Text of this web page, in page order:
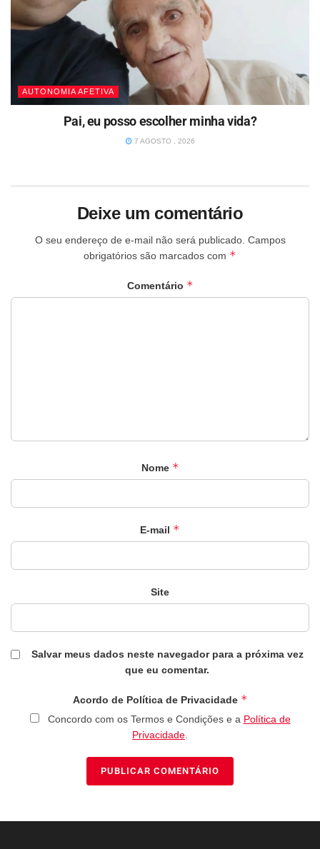
AUTONOMIA AFETIVA
Pai, eu posso escolher minha vida?
7 AGOSTO , 2026
Deixe um comentário
O seu endereço de e-mail não será publicado. Campos
obrigatórios são marcados com *
Comentário *
Nome *
E-mail *
Site
Salvar meus dados neste navegador para a próxima vez
que eu comentar.
Acordo de Política de Privacidade *
Concordo com os Termos e Condições e a Política de
Privacidade